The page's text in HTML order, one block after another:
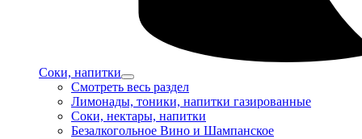
Соки, напитки
Смотреть весь раздел
Лимонады, тоники, напитки газированные
Соки, нектары, напитки
Безалкогольное Вино и Шампанское